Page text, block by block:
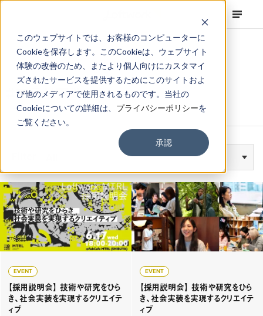
このウェブサイトでは、お客様のコンピューターに
Cookieを保存します。このCookieは、ウェブサイト
体験の改善のため、またより個人向けにカスタマイ
ズされたサービスを提供するためにこのサイトおよ
び他のメディアで使用されるものです。当社の
Cookieについての詳細は、 プライバシーポリシーを
ご覧ください。
承認
#マテリアル
EVENT
【採用説明会】 技術や研究をひら
き、社会実装を実現するクリエイテ
ィブ
EVENT
【採用説明会】 技術や研究をひら
き、社会実装を実現するクリエイテ
ィブ